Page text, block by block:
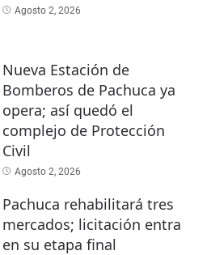
Agosto 2, 2026
Nueva Estación de
Bomberos de Pachuca ya
opera; así quedó el
complejo de Protección
Civil
Agosto 2, 2026
Pachuca rehabilitará tres
mercados; licitación entra
en su etapa final